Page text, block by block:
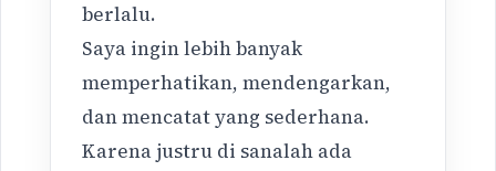
berlalu.
Saya ingin lebih banyak
memperhatikan, mendengarkan,
dan mencatat yang sederhana.
Karena justru di sanalah ada